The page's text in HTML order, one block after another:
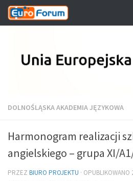
Przeskocz do treści
DOLNOŚLĄSKA AKADEMIA JĘZYKOWA
Harmonogram realizacji
angielskiego – grupa XI/
PRZEZ BIURO PROJEKTU · OPUBLIKOWANO